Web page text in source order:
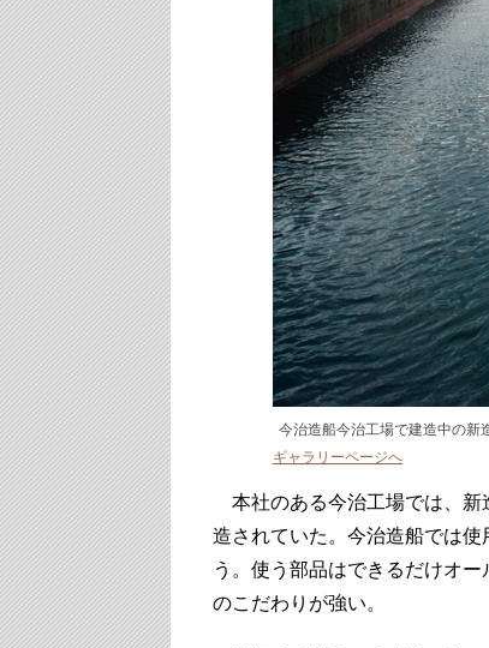
今治造船今治工場で建造中の新
ギャラリーページへ
本社のある今治工場では、新
造されていた。今治造船では
う。使う部品はできるだけオ
のこだわりが強い。